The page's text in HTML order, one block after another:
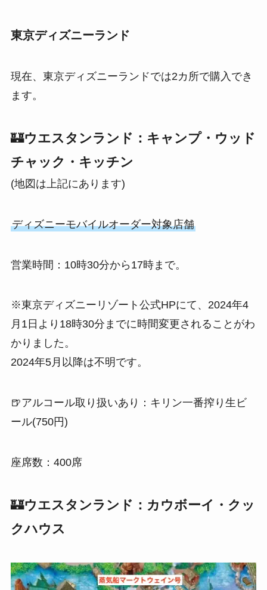
東京ディズニーランド
現在、東京ディズニーランドでは2カ所で購入でき
ます。
🏰ウエスタンランド：キャンプ・ウッド
チャック・キッチン
(地図は上記にあります)
ディズニーモバイルオーダー対象店舗
営業時間：10時30分から17時まで。
※東京ディズニーリゾート公式HPにて、2024年4
月1日より18時30分までに時間変更されることがわ
かりました。
2024年5月以降は不明です。
🍺アルコール取り扱いあり：キリン一番搾り生ビ
ール(750円)
座席数：400席
🏰ウエスタンランド：カウボーイ・クッ
クハウス